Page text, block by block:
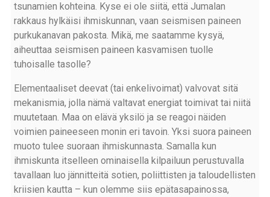
tsunamien kohteina. Kyse ei ole siitä, että Jumalan
rakkaus hylkäisi ihmiskunnan, vaan seismisen paineen
purkukanavan pakosta. Mikä, me saatamme kysyä,
aiheuttaa seismisen paineen kasvamisen tuolle
tuhoisalle tasolle?
Elementaaliset deevat (tai enkelivoimat) valvovat sitä
mekanismia, jolla nämä valtavat energiat toimivat tai niitä
muutetaan. Maa on elävä yksilö ja se reagoi näiden
voimien paineeseen monin eri tavoin. Yksi suora paineen
muoto tulee suoraan ihmiskunnasta. Samalla kun
ihmiskunta itselleen ominaisella kilpailuun perustuvalla
tavallaan luo jännitteitä sotien, poliittisten ja taloudellisten
kriisien kautta – kun olemme siis epätasapainossa,